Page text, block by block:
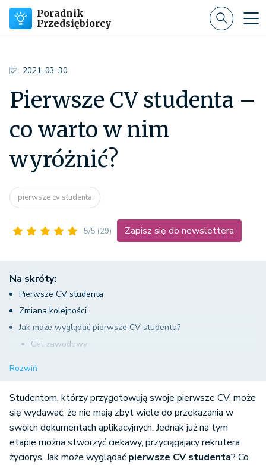
Poradnik
Przedsiębiorcy
2021-03-30
Pierwsze CV studenta –
co warto w nim
wyróżnić?
pierwsze cv studenta
5/5 (29) Zapisz się do newslettera
Na skróty:
Pierwsze CV studenta
Zmiana kolejności
Jak może wyglądać pierwsze CV studenta?
Cel zawodowy
Zainteresowania
Rozwiń
Studentom, którzy przygotowują swoje pierwsze CV, może
się wydawać, że nie mają zbyt wiele do przekazania w
swoich dokumentach aplikacyjnych. Jednak już na tym
etapie można stworzyć ciekawy, przyciągający rekrutera
życiorys. Jak może wyglądać pierwsze CV studenta? Co